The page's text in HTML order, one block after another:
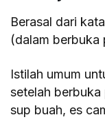
Berasal dari kata عجالة, berarti mempercepat
(dalam berbuka
Istilah umum
setelah
sup buah, es